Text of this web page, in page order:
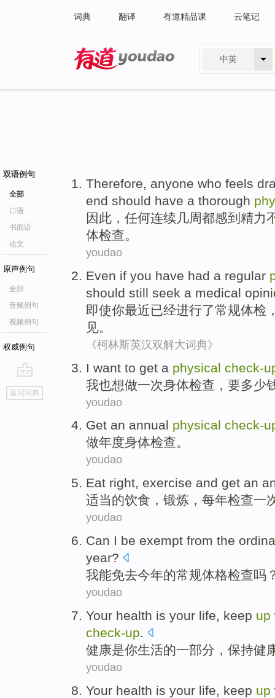
词典 翻译 有道精品课 云笔记
中英
双语例句
全部
口语
书面语
论文
原声例句
全部
音频例句
视频例句
权威例句
go
top
返回词典
Therefore, anyone who feels
end should have a thorough
因此 ， 任何连续几周都感到 精力
体检查。
youdao
Even if you have had a regular
should still seek a medical
即使你最近已经进行了常规体检
见。
《柯林斯英汉双解大词典》
I want to get a physical check-
我也想做一次身体检查 ，要多少
youdao
Get an annual physical check-
做年度身体检查。
youdao
Eat right, exercise and get an
适当的饮食 ， 锻炼 ， 每年检查一
youdao
Can I be exempt from the
year?
我能免去今年的常规体格检查吗
youdao
Your health is your life, keep up
check-up.
健康是你生活的一部分， 保持健
youdao
Your health is your life keep up